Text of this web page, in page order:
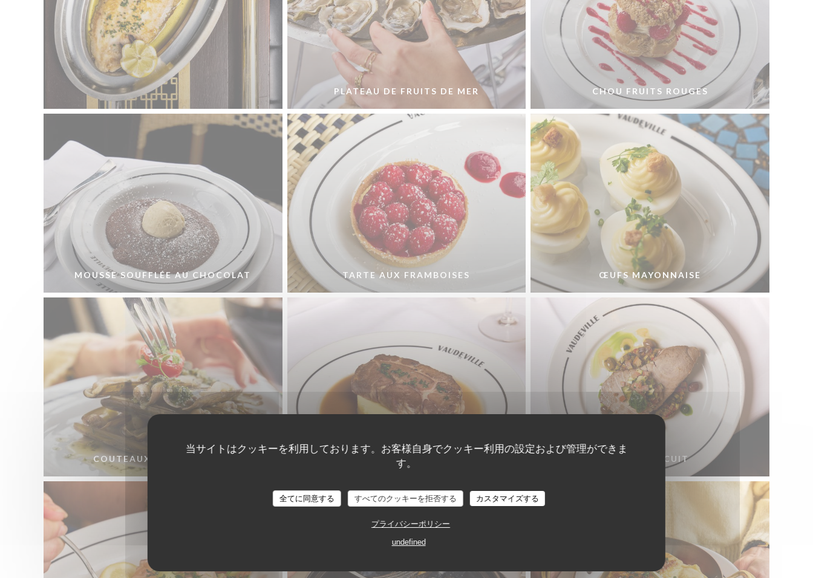
当サイトはクッキーを利用しております。お客様自身でクッキー利用の設定および管理ができま
す。
全てに同意する すべてのクッキーを拒否する カスタマイズする
プライバシーポリシー
undefined
PLATEAU DE FRUITS DE MER CHOU FRUITS ROUGES
MOUSSE SOUFFLÉE AU CHOCOLAT TARTE AUX FRAMBOISES ŒUFS MAYONNAISE
COUTEAUX EN PERSILLADE ÉCHINE DE COCHON CONFITE THON MI-CUIT